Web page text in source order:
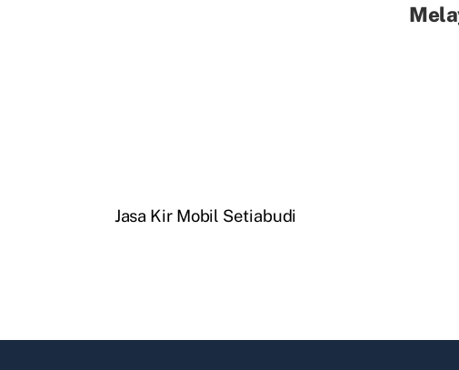
Jasa Kir Mobil Setiabudi